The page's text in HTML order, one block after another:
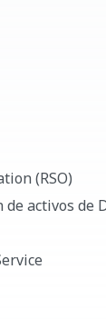
(RSO)
activos de